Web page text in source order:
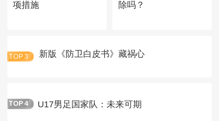
项措施
除吗？
TOP 3 新版《防卫白皮书》藏祸心
TOP 4 U17男足国家队：未来可期